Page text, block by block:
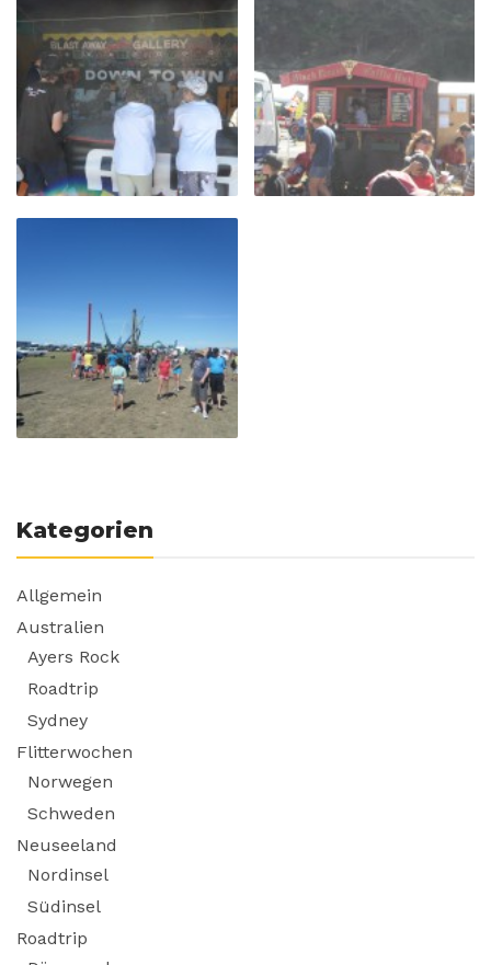
Kategorien
Allgemein
Australien
Ayers Rock
Roadtrip
Sydney
Flitterwochen
Norwegen
Schweden
Neuseeland
Nordinsel
Südinsel
Roadtrip